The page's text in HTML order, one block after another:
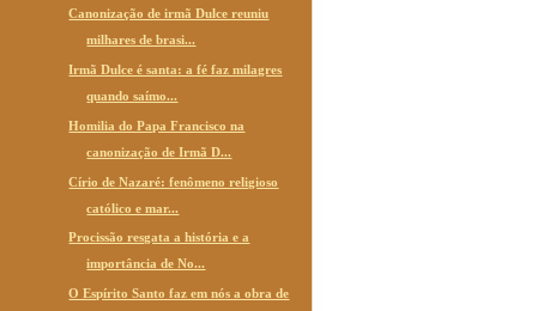
Canonização de irmã Dulce reuniu
milhares de brasi...
Irmã Dulce é santa: a fé faz milagres
quando saímo...
Homilia do Papa Francisco na
canonização de Irmã D...
Círio de Nazaré: fenômeno religioso
católico e mar...
Procissão resgata a história e a
importância de No...
O Espírito Santo faz em nós a obra de